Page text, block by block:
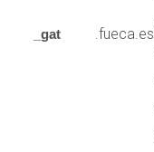
_gat .fueca.es